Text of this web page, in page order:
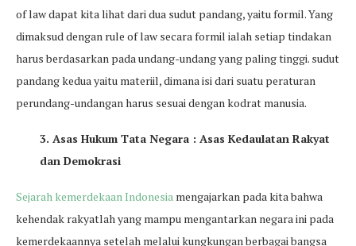
of law dapat kita lihat dari dua sudut pandang, yaitu formil. Yang
dimaksud dengan rule of law secara formil ialah setiap tindakan
harus berdasarkan pada undang-undang yang paling tinggi. sudut
pandang kedua yaitu materiil, dimana isi dari suatu peraturan
perundang-undangan harus sesuai dengan kodrat manusia.
3. Asas Hukum Tata Negara : Asas Kedaulatan Rakyat
dan Demokrasi
Sejarah kemerdekaan Indonesia mengajarkan pada kita bahwa
kehendak rakyatlah yang mampu mengantarkan negara ini pada
kemerdekaannya setelah melalui kungkungan berbagai bangsa